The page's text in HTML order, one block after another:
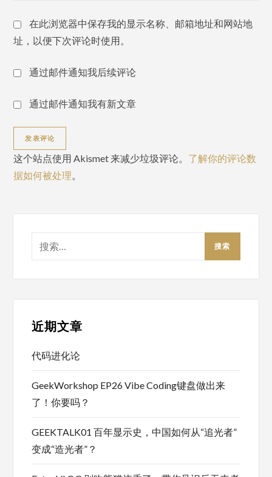
在此浏览器中保存我的显示名称、邮箱地址和网站地
址，以便下次评论时使用。
通过邮件通知我后续评论
通过邮件通知我有新文章
这个站点使用 Akismet 来减少垃圾评论。 了解你的评论数
据如何被处理
搜
近期文章
代码进化论
GeekWorkshop EP26 Vibe Coding键盘做出来
了！你要吗？
GEEKTALK01 百年显示史，中国如何从“追光者”
变成“造光者”？